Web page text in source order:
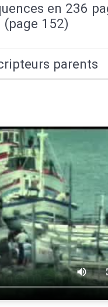
en 236
(page 152)
parents